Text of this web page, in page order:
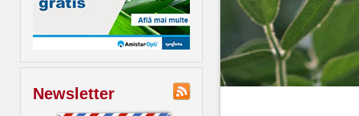
Newsletter